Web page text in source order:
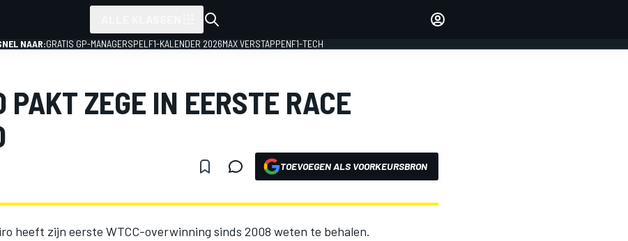
NAAR:GRATIS GP-MANAGERSPEL F1-KALENDER 2026MAX VERSTAPPENF1-TECH
PAKT ZEGE IN EERSTE RACE
TOEVOEGEN ALS VOORKEURSBRON
heeft zijn eerste WTCC-overwinning sinds 2008 weten te behalen.